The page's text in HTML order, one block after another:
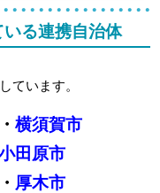
る連携自治体
ています。
横須賀市
田原市
厚木市